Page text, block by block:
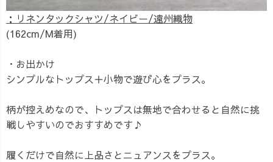
：リネンタックシャツ/ネイビー/遠州織物
(162cm/M着用)
・お出かけ
シンプルなトップス＋小物で遊び心をプラス。
柄が控えめなので、トップスは無地で合わせると自然に挑
戦しやすいのでおすすめです♪
履くだけで自然に上品さとニュアンスをプラス。